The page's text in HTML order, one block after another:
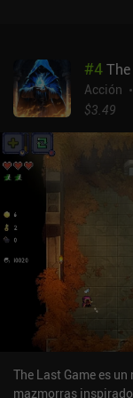
#4
Acción
$3.49
The Last Game es
mazmorras